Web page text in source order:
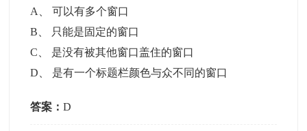
A
、可以有多个窗口
B
只能是固定的窗口
C
是没有被其他窗口盖住的窗口
D
是有一个标题栏颜色与众不同的窗口
答案：D